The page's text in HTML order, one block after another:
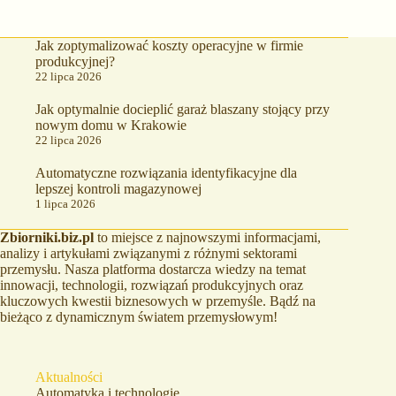
Jak zoptymalizować koszty operacyjne w firmie
produkcyjnej?
22 lipca 2026
Jak optymalnie docieplić garaż blaszany stojący przy
nowym domu w Krakowie
22 lipca 2026
Automatyczne rozwiązania identyfikacyjne dla
lepszej kontroli magazynowej
1 lipca 2026
Zbiorniki.biz.pl to miejsce z najnowszymi informacjami,
analizy i artykułami związanymi z różnymi sektorami
przemysłu. Nasza platforma dostarcza wiedzy na temat
innowacji, technologii, rozwiązań produkcyjnych oraz
kluczowych kwestii biznesowych w przemyśle. Bądź na
bieżąco z dynamicznym światem przemysłowym!
Aktualności